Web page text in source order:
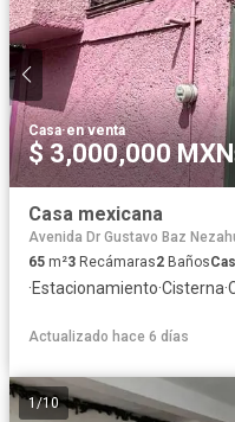
Casa·en venta
$ 3,000,000 MXN
Casa mexicana
Avenida Dr Gustavo Baz
65 m²3 Recámaras2 Baños
·Estacionamiento·Cisterna·
Actualizado hace 6 días
1/10